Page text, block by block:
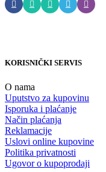
KORISNIČKI SERVIS
O nama
Uputstvo za kupovinu
Isporuka i plaćanje
Način plaćanja
Reklamacije
Uslovi online kupovine
Politika privatnosti
Ugovor o kupoprodaji